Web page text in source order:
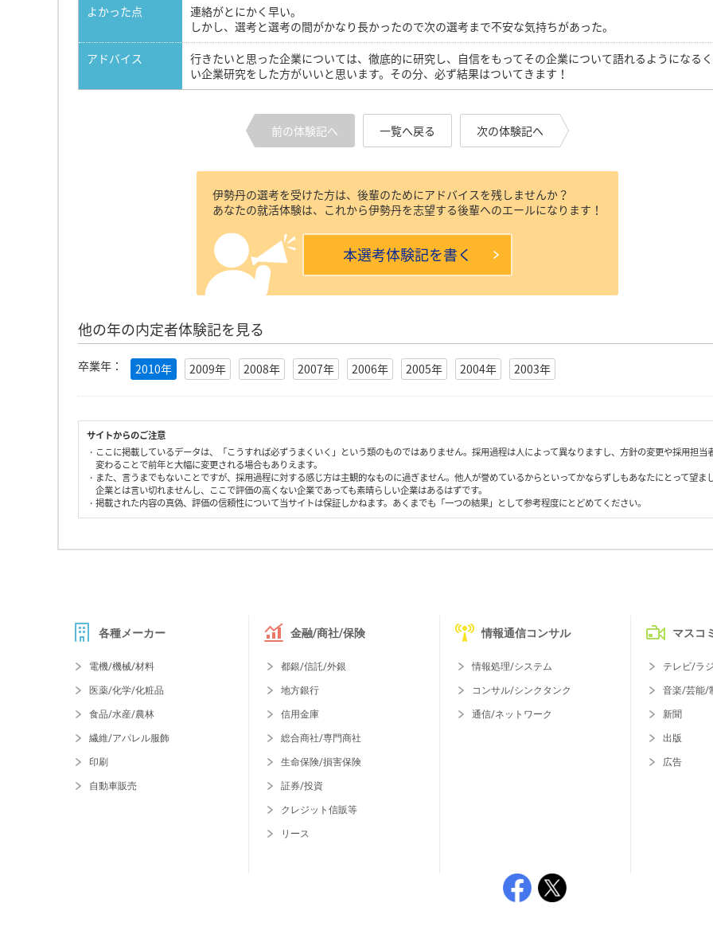
よかった点
連絡がとにかく早い。
しかし、選考と選考の間がかなり長かったので次の選考まで不安な気持ちがあった。
アドバイス
行きたいと思った企業については、徹底的に研究し、自信をもってその企業について語れるようになる
い企業研究をした方がいいと思います。その分、必ず結果はついてきます！
前の体験記へ 一覧へ戻る 次の体験記へ
伊勢丹の選考を受けた方は、後輩のためにアドバイスを残しませんか？
あなたの就活体験は、これから伊勢丹を志望する後輩へのエールになります！
本選考体験記を書く
他の年の内定者体験記を見る
卒業年： 2010年 2009年 2008年 2007年 2006年 2005年 2004年 2003年
サイトからのご注意
・ここに掲載しているデータは、「こうすれば必ずうまくいく」という類のものではありません。採用過程は人によって異なりますし、方針の変更や採用担当
変わることで前年と大幅に変更される場合もありえます。
・また、言うまでもないことですが、採用過程に対する感じ方は主観的なものに過ぎません。他人が誉めているからといってかならずしもあなたにとって望ま
企業とは言い切れませんし、ここで評価の高くない企業であっても素晴らしい企業はあるはずです。
・掲載された内容の真偽、評価の信頼性について当サイトは保証しかねます。あくまでも「一つの結果」として参考程度にとどめてください。
各種メーカー
電機/機械/材料
医薬/化学/化粧品
食品/水産/農林
繊維/アパレル服飾
印刷
自動車販売
金融/商社/保険
都銀/信託/外銀
地方銀行
信用金庫
総合商社/専門商社
生命保険/損害保険
証券/投資
クレジット信販等
リース
情報通信コンサル
情報処理/システム
コンサル/シンクタンク
通信/ネットワーク
マスコ
テレビ/ラ
音楽/芸能/
新聞
出版
広告